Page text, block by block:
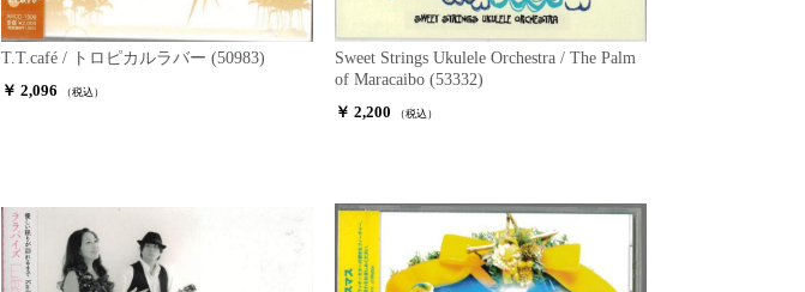
T.T.café / トロピカルラバー (50983)
￥ 2,096
（税込）
Sweet Strings Ukulele Orchestra / The Palm
of Maracaibo (53332)
￥ 2,200
（税込）